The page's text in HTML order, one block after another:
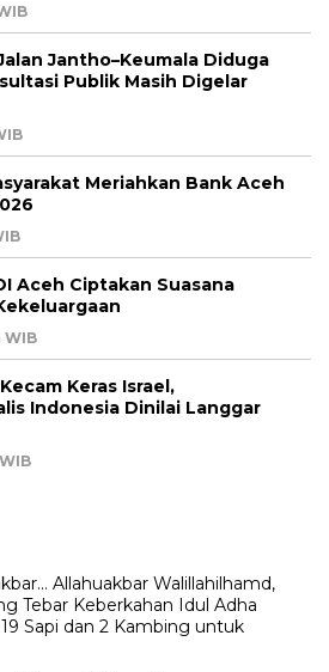
Jantho–Keumala Diduga
Publik Masih Digelar
Meriahkan Bank Aceh
Aceh Ciptakan Suasana
WIB
Keras Israel,
Indonesia Dinilai Langgar